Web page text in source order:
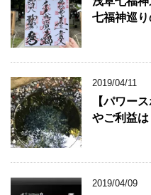
七福神巡
2019/04/11
【パワー
やご利益は
2019/04/09